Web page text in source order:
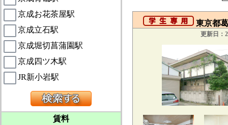
京成お花茶屋駅
京成立石駅
京成堀切菖蒲園駅
京成四ツ木駅
JR新小岩駅
賃料
東京都
更新日：